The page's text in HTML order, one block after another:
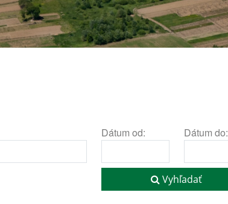
Dátum od: Dátum do:
Vyhľadať